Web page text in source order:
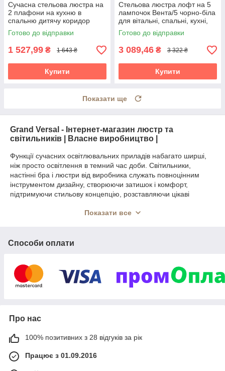
Сучасна стельова люстра на
2 плафони на кухню в
спальню дитячу коридор
кабінет Данко/2 чорно-біла
Готово до відправки
1 527,99 ₴ 1 643 ₴
Купити
Стельова люстра лофт на 5
лампочок Вента/5 чорно-біла
для вітальні, спальні, кухні,
дитячої, кабінету
Готово до відправки
3 089,46 ₴ 3 322 ₴
Купити
Показати ще
Grand Versal - Інтернет-магазин люстр та
світильників | Власне виробництво |
Функції сучасних освітлювальних приладів набагато ширші,
ніж просто освітлення в темний час доби. Світильники,
настінні бра і люстри від виробника служать повноцінним
інструментом дизайну, створюючи затишок і комфорт,
підтримуючи стильову концепцію, розставляючи цікаві
відіграє не меншу роль, ніж природне.
розмістити джерела освітлення - уся картина заграє по-
боку.
В інтернет-магазині люстр і світильників Grand Versal можна
купити люстри від виробника за доступною ціною, вибираючи
Grand Versal - український виробник і постачальник
люстри - пристельові та підвісні;
настінні бра;
Показати все
Способи оплати
Про нас
100% позитивних з 28 відгуків за рік
Працює з 01.09.2016